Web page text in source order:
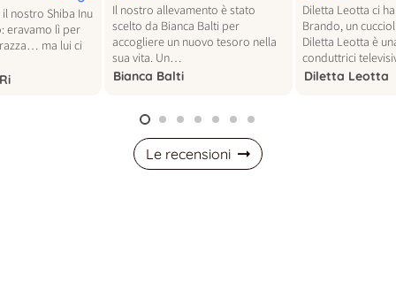
nostro Shiba Inu
eravamo lì per
ma lui ci
Il nostro allevamento è stato
scelto da Bianca Balti per
accogliere un nuovo tesoro nella
sua vita. Un…
Bianca Balti
Diletta Leotta ci
Brando, un
Diletta Leotta è
conduttrici
Diletta Leotta
Le recensioni